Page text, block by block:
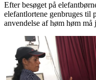
Efter besøget på
elefantlortene genbruges
anvendelse af høm høm må